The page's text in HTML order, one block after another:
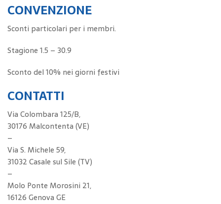
CONVENZIONE
Sconti particolari per i membri.
Stagione 1.5 – 30.9
Sconto del 10% nei giorni festivi
CONTATTI
Via Colombara 125/B,
30176 Malcontenta (VE)
–
Via S. Michele 59,
31032 Casale sul Sile (TV)
–
Molo Ponte Morosini 21,
16126 Genova GE